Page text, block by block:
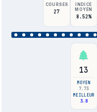
COURSES
27
INDICE
MOYEN
8.52%
13
MOYEN
7.73
MEILLEUR
3.8